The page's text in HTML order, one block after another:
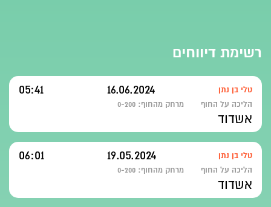
רשימת דיווחים
טלי בן נתן 16.06.2024
05:41
הליכה על החוף מרחק מהחוף: 0-200
אשדוד
טלי בן נתן 19.05.2024
06:01
הליכה על החוף מרחק מהחוף: 0-200
אשדוד